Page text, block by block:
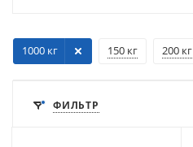
1000 кг 150 кг 200 кг
ФИЛЬТР